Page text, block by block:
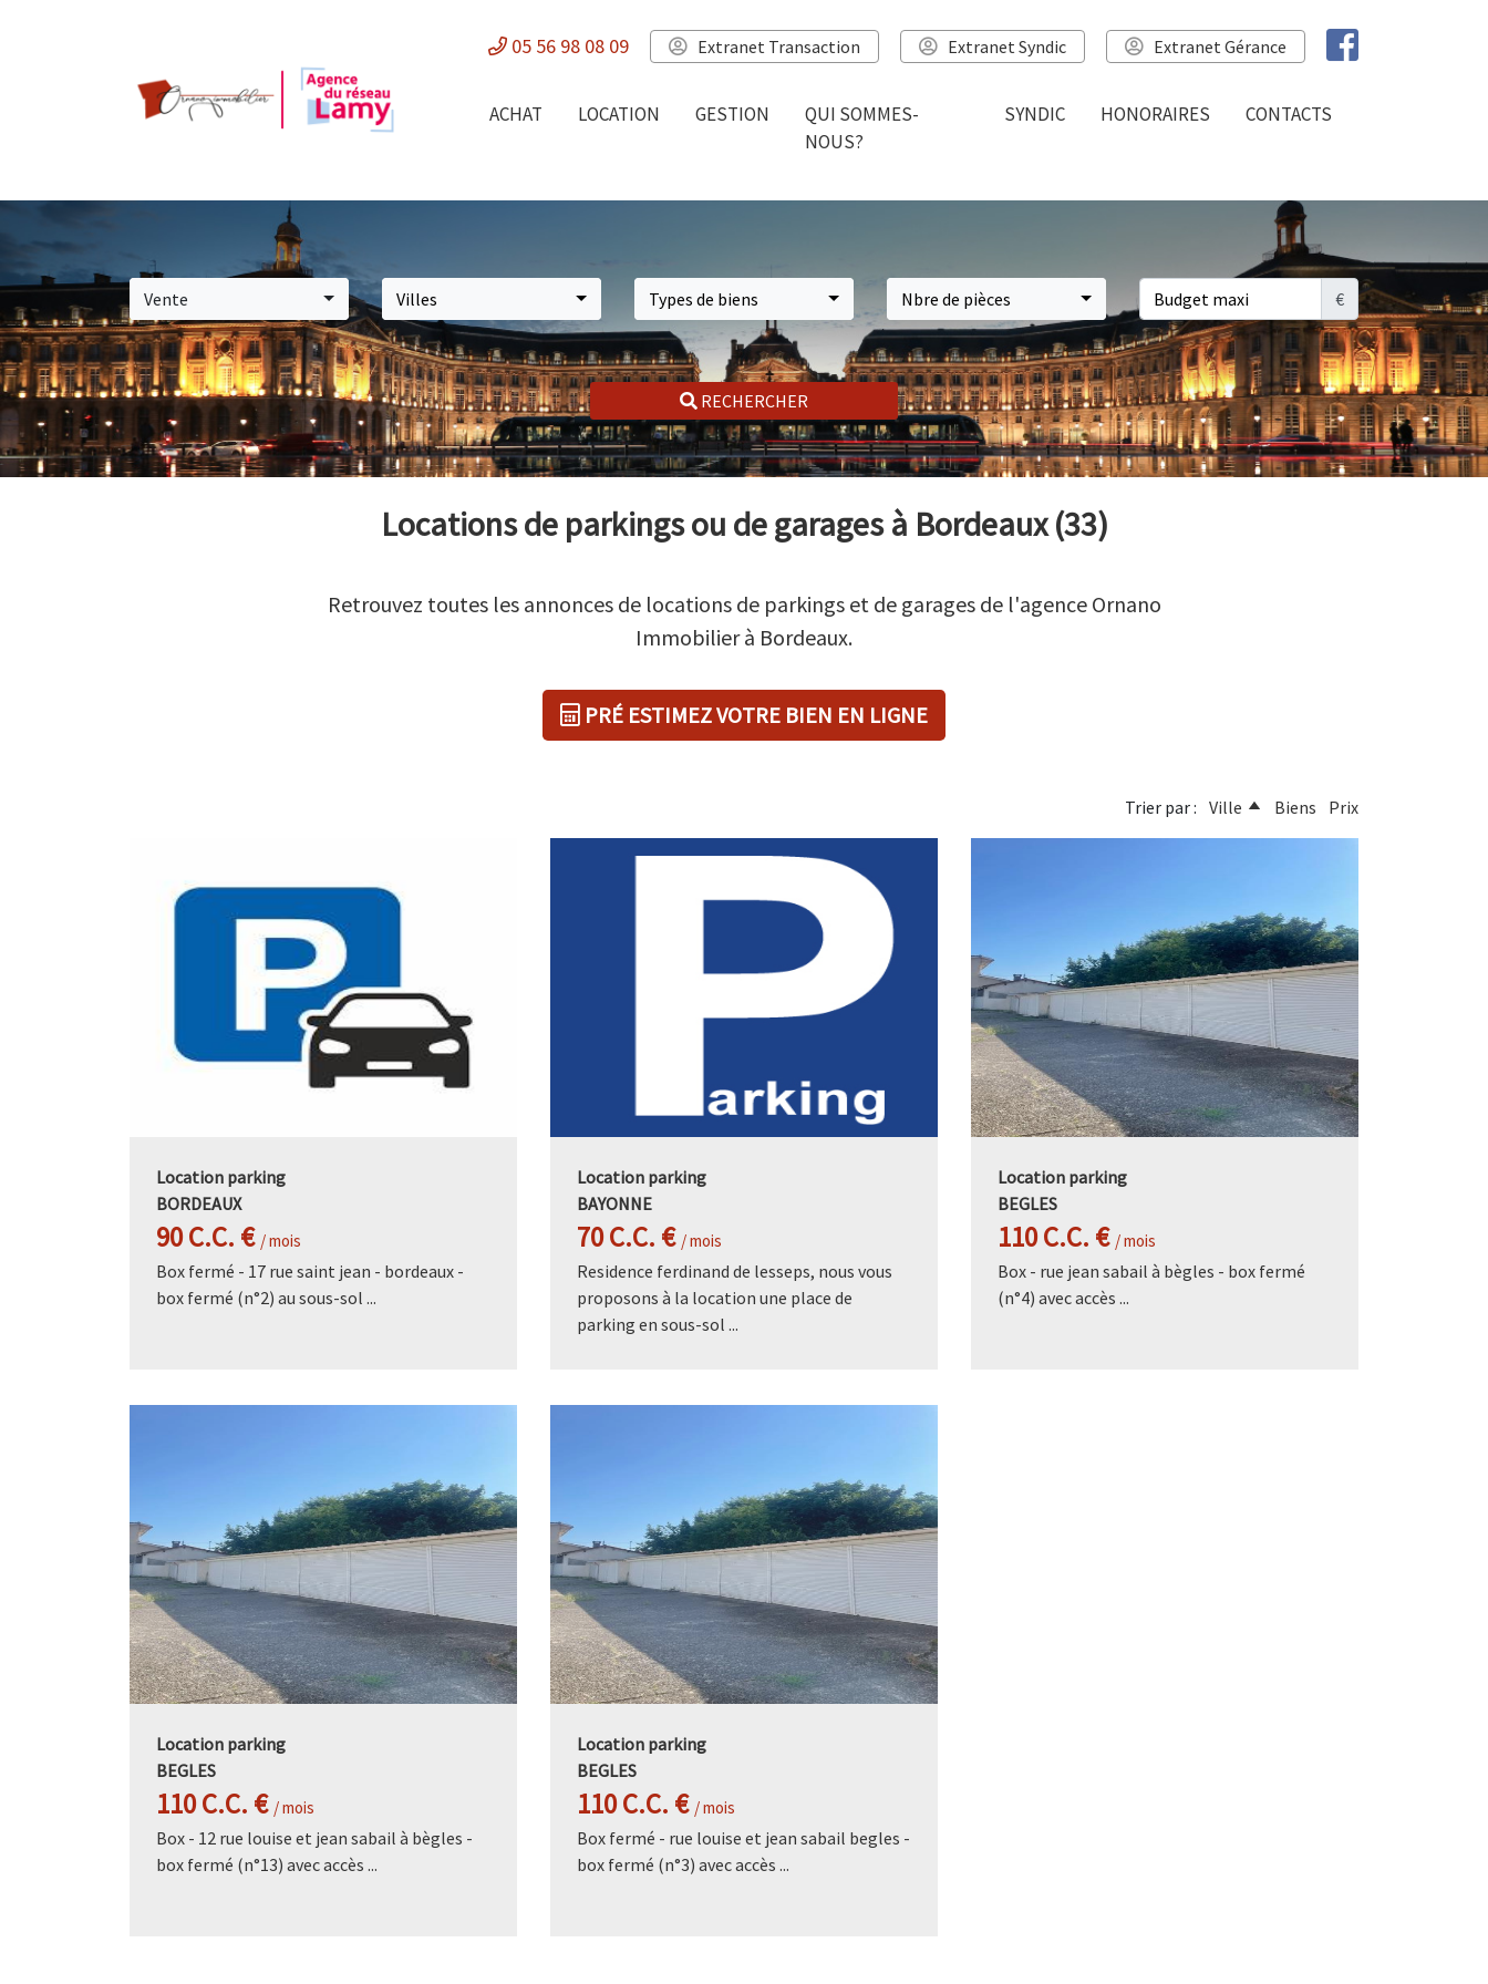
05 56 98 08 09 Extranet Transaction Extranet Syndic Extranet Gérance
ACHAT LOCATION GESTION
QUI SOMMES-
NOUS?
SYNDIC HONORAIRES CONTACTS
Vente Villes Types de biens Nbre de pièces €
RECHERCHER
Locations de parkings ou de garages à Bordeaux (33)
Retrouvez toutes les annonces de locations de parkings et de garages de l'agence Ornano
Immobilier à Bordeaux.
PRÉ ESTIMEZ VOTRE BIEN EN LIGNE
Trier par : Ville Biens Prix
Location parking
BORDEAUX
90 C.C. € / mois
Box fermé - 17 rue saint jean - bordeaux -
box fermé (n°2) au sous-sol ...
Location parking
BAYONNE
70 C.C. € / mois
Residence ferdinand de lesseps, nous vous
proposons à la location une place de
parking en sous-sol ...
Location parking
BEGLES
110 C.C. € / mois
Box - rue jean sabail à bègles - box fermé
(n°4) avec accès ...
Location parking
BEGLES
110 C.C. € / mois
Box - 12 rue louise et jean sabail à bègles -
box fermé (n°13) avec accès ...
Location parking
BEGLES
110 C.C. € / mois
Box fermé - rue louise et jean sabail begles -
box fermé (n°3) avec accès ...